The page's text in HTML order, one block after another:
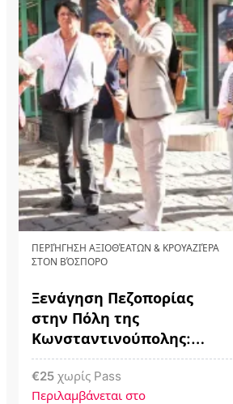
ΠΕΡΙΉΓΗΣΗ ΑΞΙΟΘΈΑΤΩΝ & ΚΡΟΥΑΖΙΈΡΑ
ΣΤΟΝ ΒΌΣΠΟΡΟ
Ξενάγηση Πεζοπορίας
στην Πόλη της
Κωνσταντινούπολης:
Galata, Istiklal, Taksim &
Karaköy
€25 χωρίς Pass
Περιλαμβάνεται στο